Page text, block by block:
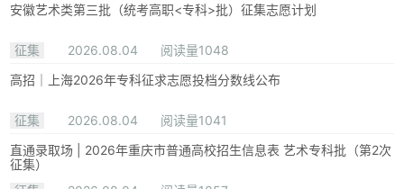
安徽艺术类第三批（统考高职<专科>批）征集志愿计划
征集 2026.08.04
阅读量1048
高招｜上海2026年专科征求志愿投档分数线公布
征集 2026.08.04
阅读量1041
直通录取场 | 2026年重庆市普通高校招生信息表 艺术专科批（第2次
征集）